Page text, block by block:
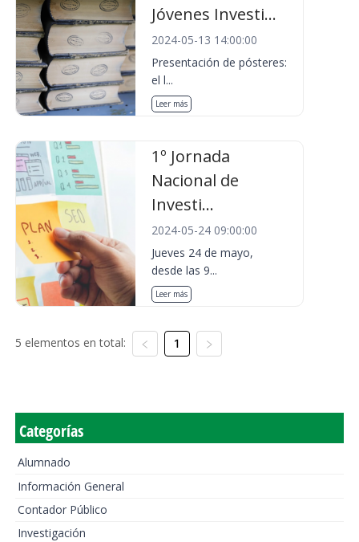
Jóvenes Investi...
2024-05-13 14:00:00
Presentación de pósteres:
el l...
Leer más
1º Jornada
Nacional de
Investi...
2024-05-24 09:00:00
Jueves 24 de mayo,
desde las 9...
Leer más
5 elementos en total: 1
Categorías
Alumnado
Información General
Contador Público
Investigación